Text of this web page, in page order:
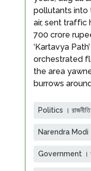
pollutants into
air, sent traffic
700 crore
‘Kartavya
orchestrated
the area
burrows
Politics । রাজনীতি
Narendra Modi ।
Government ।